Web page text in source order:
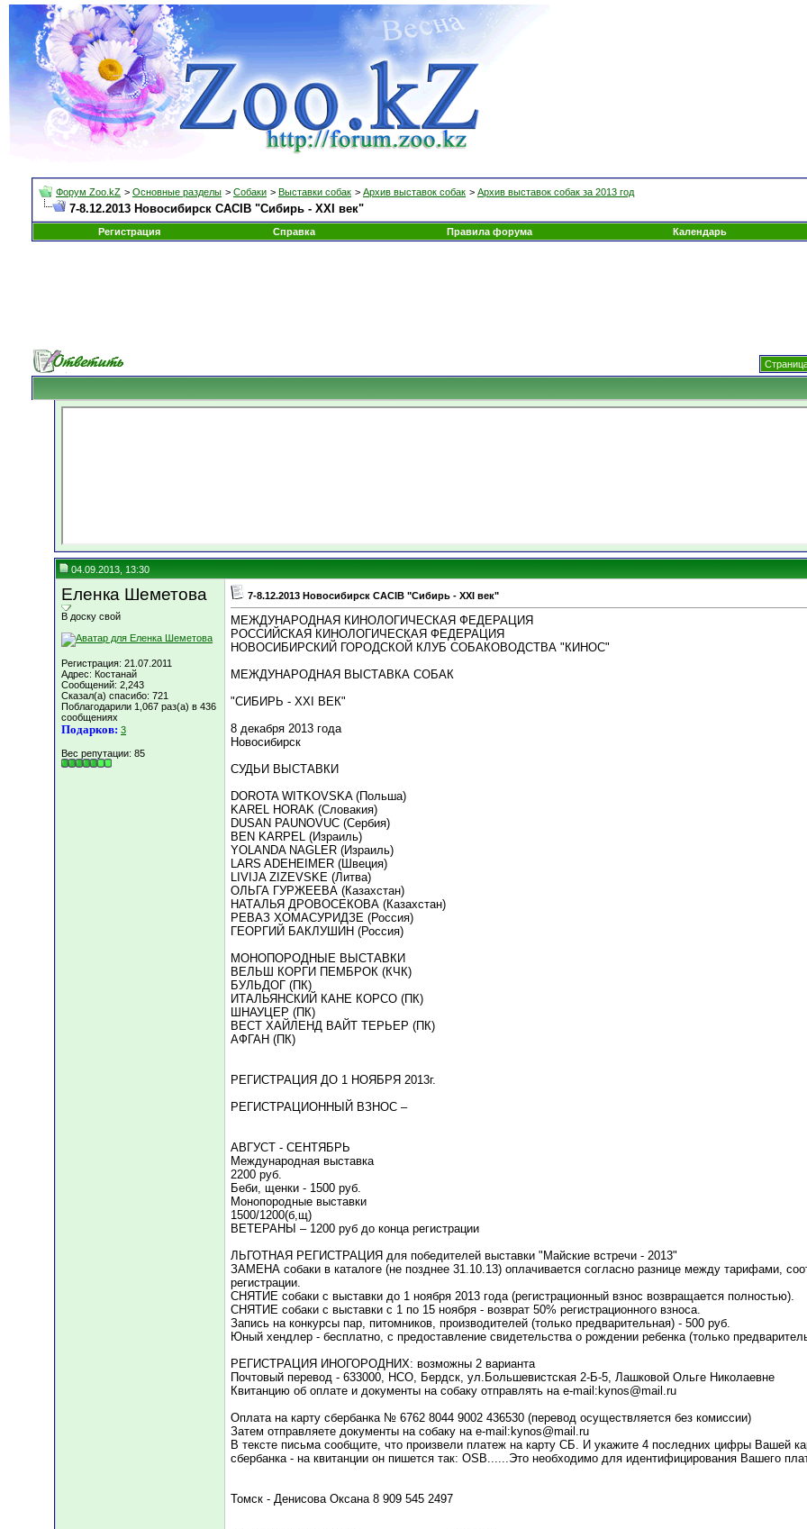
Форум Zoo.kZ > Основные разделы > Собаки > Выставки собак > Архив выставок собак > Архив выставок собак за 2013 год
7-8.12.2013 Новосибирск CACIB "Сибирь - XXI век"
Регистрация Справка Правила форума Календарь
04.09.2013, 13:30
Еленка Шеметова
В доску свой
Регистрация: 21.07.2011
Адрес: Костанай
Сообщений: 2,243
Сказал(а) спасибо: 721
Поблагодарили 1,067 раз(а) в 436
сообщениях
Подарков: 3
Вес репутации: 85
7-8.12.2013 Новосибирск CACIB "Сибирь - XXI век"
МЕЖДУНАРОДНАЯ КИНОЛОГИЧЕСКАЯ ФЕДЕРАЦИЯ
РОССИЙСКАЯ КИНОЛОГИЧЕСКАЯ ФЕДЕРАЦИЯ
НОВОСИБИРСКИЙ ГОРОДСКОЙ КЛУБ СОБАКОВОДСТВА "КИНОС"
МЕЖДУНАРОДНАЯ ВЫСТАВКА СОБАК
"СИБИРЬ - XXI ВЕК"
8 декабря 2013 года
Новосибирск
СУДЬИ ВЫСТАВКИ
DOROTA WITKOVSKA (Польша)
KAREL HORAK (Словакия)
DUSAN PAUNOVUC (Сербия)
BEN KARPEL (Израиль)
YOLANDA NAGLER (Израиль)
LARS ADEHEIMER (Швеция)
LIVIJA ZIZEVSKE (Литва)
ОЛЬГА ГУРЖЕЕВА (Казахстан)
НАТАЛЬЯ ДРОВОСЕКОВА (Казахстан)
РЕВАЗ ХОМАСУРИДЗЕ (Россия)
ГЕОРГИЙ БАКЛУШИН (Россия)
МОНОПОРОДНЫЕ ВЫСТАВКИ
ВЕЛЬШ КОРГИ ПЕМБРОК (КЧК)
БУЛЬДОГ (ПК)
ИТАЛЬЯНСКИЙ КАНЕ КОРСО (ПК)
ШНАУЦЕР (ПК)
ВЕСТ ХАЙЛЕНД ВАЙТ ТЕРЬЕР (ПК)
АФГАН (ПК)
РЕГИСТРАЦИЯ ДО 1 НОЯБРЯ 2013г.
РЕГИСТРАЦИОННЫЙ ВЗНОС –
АВГУСТ - СЕНТЯБРЬ
Международная выставка
2200 руб.
Беби, щенки - 1500 руб.
Монопородные выставки
1500/1200(б,щ)
ВЕТЕРАНЫ – 1200 руб до конца регистрации
ЛЬГОТНАЯ РЕГИСТРАЦИЯ для победителей выставки "Майские встречи - 2013"
ЗАМЕНА собаки в каталоге (не позднее 31.10.13) оплачивается согласно разнице между тарифами,
регистрации.
СНЯТИЕ собаки с выставки до 1 ноября 2013 года (регистрационный взнос возвращается полностью).
СНЯТИЕ собаки с выставки с 1 по 15 ноября - возврат 50% регистрационного взноса.
Запись на конкурсы пар, питомников, производителей (только предварительная) - 500 руб.
Юный хендлер - бесплатно, с предоставление свидетельства о рождении ребенка (только
РЕГИСТРАЦИЯ ИНОГОРОДНИХ: возможны 2 варианта
Почтовый перевод - 633000, НСО, Бердск, ул.Большевистская 2-Б-5, Лашковой Ольге Николаевне
Квитанцию об оплате и документы на собаку отправлять на e-mail:kynos@mail.ru
Оплата на карту сбербанка № 6762 8044 9002 436530 (перевод осуществляется без комиссии)
Затем отправляете документы на собаку на e-mail:kynos@mail.ru
В тексте письма сообщите, что произвели платеж на карту СБ. И укажите 4 последних цифры Вашей
сбербанка - на квитанции он пишется так: OSB......Это необходимо для идентифицирования Вашего
Томск - Денисова Оксана 8 909 545 2497